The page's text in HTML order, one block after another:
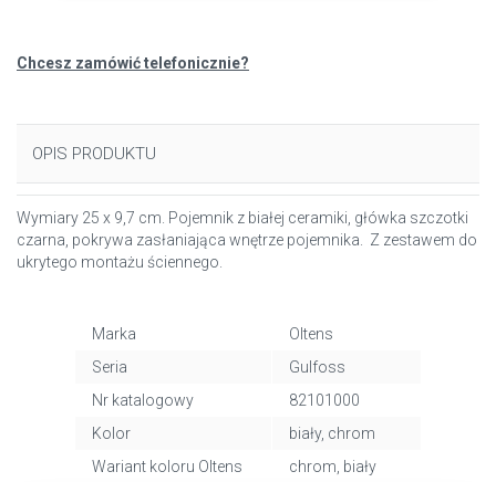
Chcesz zamówić telefonicznie?
OPIS PRODUKTU
Wymiary 25 x 9,7 cm. Pojemnik z białej ceramiki, główka szczotki
czarna, pokrywa zasłaniająca wnętrze pojemnika. Z zestawem do
ukrytego montażu ściennego.
Marka
Oltens
Seria
Gulfoss
Nr katalogowy
82101000
Kolor
biały, chrom
Wariant koloru Oltens
chrom, biały